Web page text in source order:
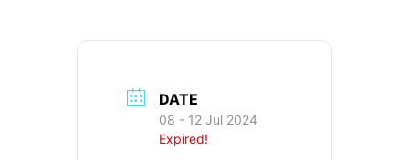
DATE
08 - 12 Jul 2024
Expired!